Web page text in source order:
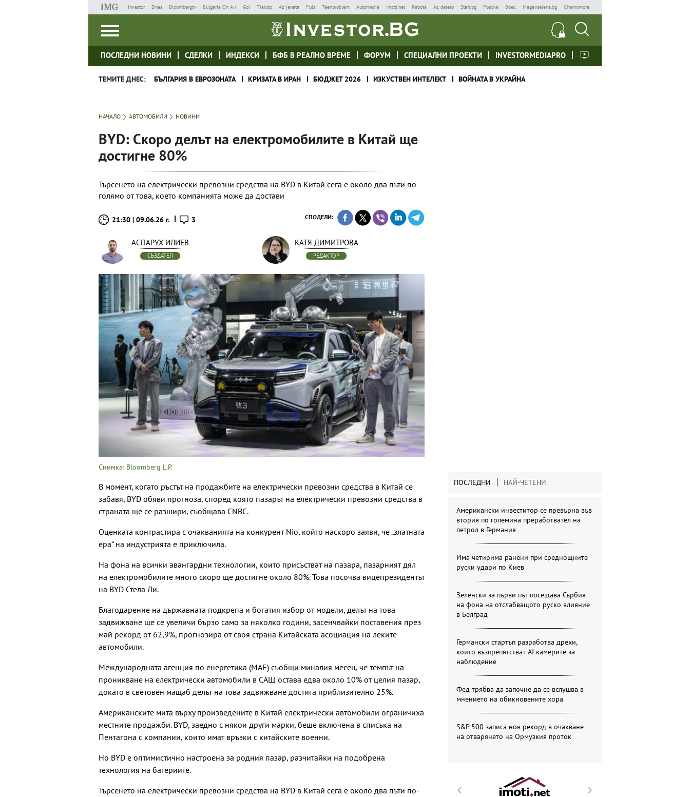
Investor Dnes Bloombergtv Bulgaria On Air Gol Tialoto Az-jenata Puls Teenproblem Automedia Imoti.net Rabota Az-deteto Start.bg Posoka Boec Megavselena.bg Chernomore
ПОСЛЕДНИ НОВИНИ СДЕЛКИ ИНДЕКСИ БФБ В РЕАЛНО ВРЕМЕ ФОРУМ СПЕЦИАЛНИ ПРОЕКТИ INVESTORMEDIAPRO
ТЕМИТЕ ДНЕС: БЪЛГАРИЯ В ЕВРОЗОНАТА КРИЗАТА В ИРАН БЮДЖЕТ 2026 ИЗКУСТВЕН ИНТЕЛЕКТ ВОЙНАТА В УКРАЙНА
НАЧАЛО АВТОМОБИЛИ НОВИНИ
BYD: Скоро делът на електромобилите в Китай ще
достигне 80%
Търсенето на електрически превозни средства на BYD в Китай сега е около два пъти по-
голямо от това, което компанията може да достави
21:30 | 09.06.26 г. 3 СПОДЕЛИ:
АСПАРУХ ИЛИЕВ
СЪЗДАТЕЛ
КАТЯ ДИМИТРОВА
РЕДАКТОР
Снимка: Bloomberg L.P.
В момент, когато ръстът на продажбите на електрически превозни средства в Китай се
забавя, BYD обяви прогноза, според която пазарът на електрически превозни средства в
страната ще се разшири, съобщава CNBC.
Оценката контрастира с очакванията на конкурент Nio, който наскоро заяви, че „златната
ера“ на индустрията е приключила.
На фона на всички авангардни технологии, които присъстват на пазара, пазарният дял
на електромобилите много скоро ще достигне около 80%. Това посочва вицепрезидентът
на BYD Стела Ли.
Благодарение на държавната подкрепа и богатия избор от модели, делът на това
задвижване ще се увеличи бързо само за няколко години, засенчвайки поставения през
май рекорд от 62,9%, прогнозира от своя страна Китайската асоциация на леките
автомобили.
Международната агенция по енергетика (МАЕ) съобщи миналия месец, че темпът на
проникване на електрически автомобили в САЩ остава едва около 10% от целия пазар,
докато в световен мащаб делът на това задвижване достига приблизително 25%.
Американските мита върху произведените в Китай електрически автомобили ограничиха
местните продажби. BYD, заедно с някои други марки, беше включена в списъка на
Пентагона с компании, които имат връзки с китайските военни.
Но BYD е оптимистично настроена за родния пазар, разчитайки на подобрена
технология на батериите.
Търсенето на електрически превозни средства на BYD в Китай сега е около два пъти по-
ПОСЛЕДНИ НАЙ-ЧЕТЕНИ
Американски инвеститор се превърна във
втория по големина преработвател на
петрол в Германия
Има четирима ранени при среднощните
руски удари по Киев
Зеленски за първи път посещава Сърбия
на фона на отслабващото руско влияние
в Белград
Германски стартъп разработва дрехи,
които възпрепятстват AI камерите за
наблюдение
Фед трябва да започне да се вслушва в
мнението на обикновените хора
S&P 500 записа нов рекорд в очакване
на отварянето на Ормузкия проток